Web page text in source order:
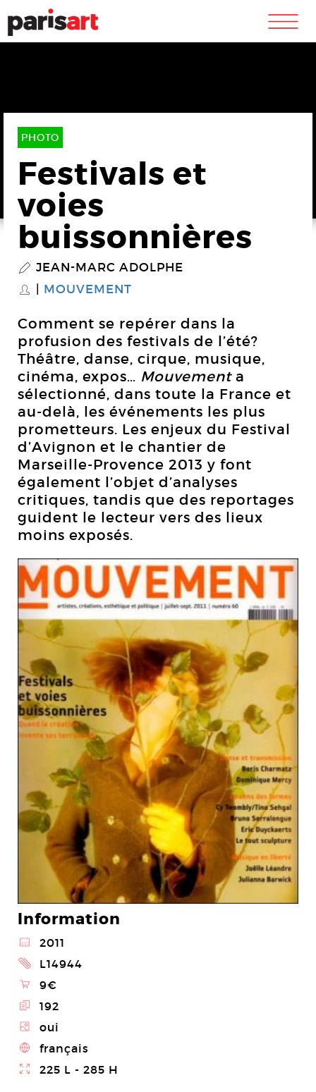
m
PHOTO
Festivals et
voies
buissonnières
P JEAN-MARC ADOLPHE
S MOUVEMENT
Comment se repérer dans la
profusion des festivals de l’été?
Théâtre, danse, cirque, musique,
cinéma, expos… Mouvementa
sélectionné, dans toute la France et
au-delà, les événements les plus
prometteurs. Les enjeux du Festival
d’Avignon et le chantier de
Marseille-Provence 2013 y font
également l’objet d’analyses
critiques, tandis que des reportages
guident le lecteur vers des lieux
moins exposés.
Information
@ 2011
2 L14944
\ 9€
E 192
Z oui
4 français
} 225 L - 285 H